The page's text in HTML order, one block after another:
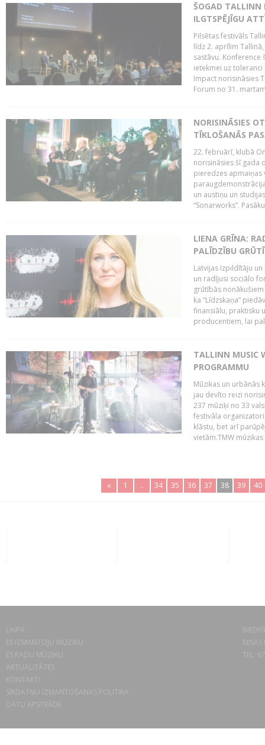
ŠOGAD TALLINN
ILGTSPĒJĪGU
Pilsētas festivāls
līdz 2. aprīlim
sastāvu.
ietekmei uz
Impact norisināsies
Forum no 31.
NORISINĀSIES
TĪKLOŠANĀS
22. februārī, klubā
norisināsies šī gada
pieredzes apmaiņas
un austiņu un
“Sonarworks”.
LIENA GRĪNA:
PALĪDZĪBU
Latvijas Izpildītāju
un radījusi sociālo
grūtībās
ka “Līdzskaņa”
finansiālu, praktisku
producentiem, lai
TALLINN MUSIC
PROGRAMMU
Mūzikas un urbānās
jau devīto reizi
237 mūziķi no 33
festivāla
klāstu, bet arī
vietām.TMW
« 1 .. 34 35 36 37 38 39 40
LAIPA
ES IZMANTOJU MŪZIKU
ES RADU MŪZIKU
AKTUALITĀTES
KONTAKTI
SĪKDATŅU IZMANTOŠANAS POLITIKA
DATU APSTRĀDE
TEL.